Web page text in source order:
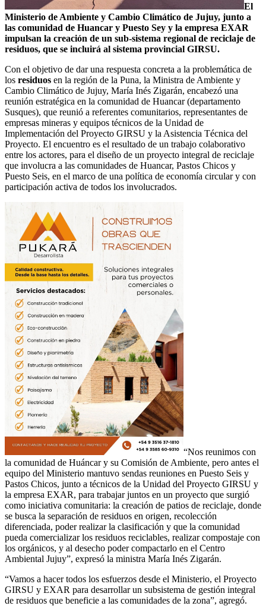
El
Ministerio de Ambiente y Cambio Climático de Jujuy, junto a
las comunidad de Huancar y Puesto Sey y la empresa EXAR
impulsan la creación de un sub-sistema regional de reciclaje de
residuos, que se incluirá al sistema provincial GIRSU.
Con el objetivo de dar una respuesta concreta a la problemática de
los residuos en la región de la Puna, la Ministra de Ambiente y
Cambio Climático de Jujuy, María Inés Zigarán, encabezó una
reunión estratégica en la comunidad de Huancar (departamento
Susques), que reunió a referentes comunitarios, representantes de
empresas mineras y equipos técnicos de la Unidad de
Implementación del Proyecto GIRSU y la Asistencia Técnica del
Proyecto. El encuentro es el resultado de un trabajo colaborativo
entre los actores, para el diseño de un proyecto integral de reciclaje
que involucra a las comunidades de Huancar, Pastos Chicos y
Puesto Seis, en el marco de una política de economía circular y con
participación activa de todos los involucrados.
“Nos reunimos con
la comunidad de Huáncar y su Comisión de Ambiente, pero antes el
equipo del Ministerio mantuvo sendas reuniones en Puesto Seis y
Pastos Chicos, junto a técnicos de la Unidad del Proyecto GIRSU y
la empresa EXAR, para trabajar juntos en un proyecto que surgió
como iniciativa comunitaria: la creación de patios de reciclaje, donde
se busca la separación de residuos en origen, recolección
diferenciada, poder realizar la clasificación y que la comunidad
pueda comercializar los residuos reciclables, realizar compostaje con
los orgánicos, y al desecho poder compactarlo en el Centro
Ambiental Jujuy”, expresó la ministra María Inés Zigarán.
“Vamos a hacer todos los esfuerzos desde el Ministerio, el Proyecto
GIRSU y EXAR para desarrollar un subsistema de gestión integral
de residuos que beneficie a las comunidades de la zona”, agregó.